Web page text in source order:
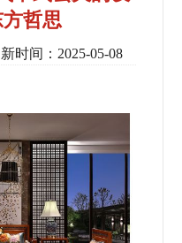
哲思
时间：2025-05-08